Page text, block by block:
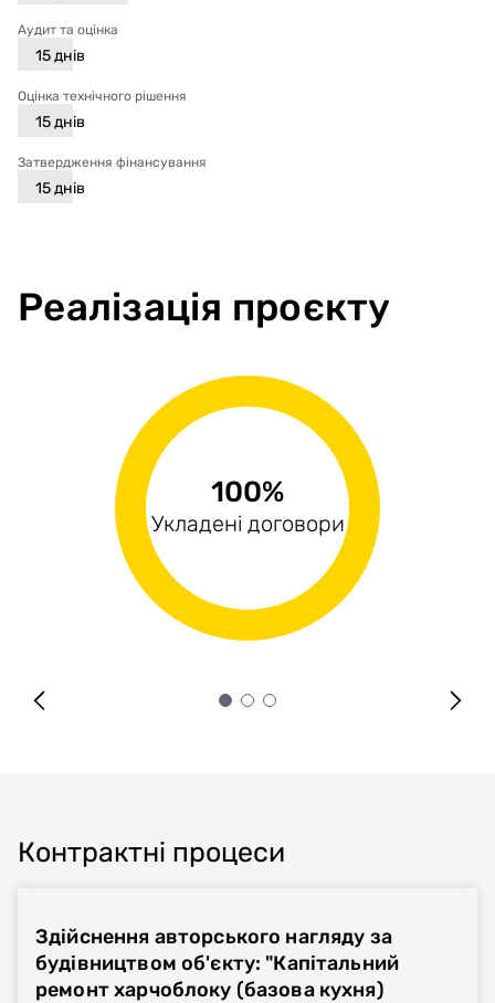
Аудит та оцінка
15днів
Оцінка технічного рішення
15днів
Затвердження фінансування
15днів
Реалізація проєкту
100%
Укладені договори
1.68%
Виконані поставки
97.06%
Оплачені рахунки
Контрактні процеси
Здійснення авторського нагляду за
будівництвом об'єкту: "Капітальний
ремонт харчоблоку (базова кухня)